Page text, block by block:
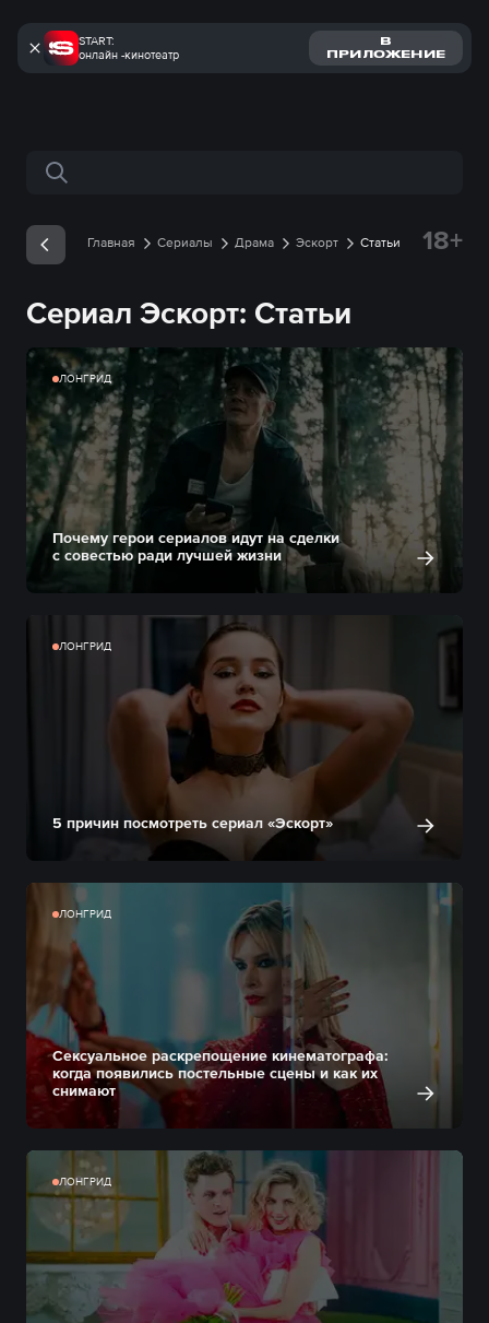
START:
онлайн -кинотеатр
В
ПРИЛОЖЕНИЕ
Поиск по сайту
Главная Сериалы Драма Эскорт Статьи 18+
Сериал Эскорт: Статьи
ЛОНГРИД
Почему герои сериалов идут на сделки
с совестью ради лучшей жизни
ЛОНГРИД
5 причин посмотреть сериал «Эскорт»
ЛОНГРИД
Сексуальное раскрепощение кинематографа:
когда появились постельные сцены и как их
снимают
ЛОНГРИД